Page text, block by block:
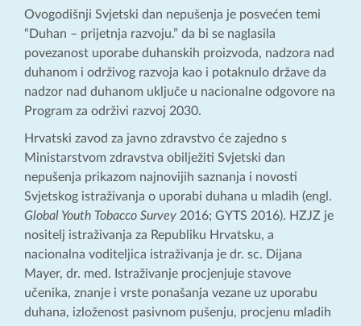
Ovogodišnji Svjetski dan nepušenja je posvećen temi
“Duhan – prijetnja razvoju.” da bi se naglasila
povezanost uporabe duhanskih proizvoda, nadzora nad
duhanom i održivog razvoja kao i potaknulo države da
nadzor nad duhanom uključe u nacionalne odgovore na
Program za održivi razvoj 2030.
Hrvatski zavod za javno zdravstvo će zajedno s
Ministarstvom zdravstva obilježiti Svjetski dan
nepušenja prikazom najnovijih saznanja i novosti
Svjetskog istraživanja o uporabi duhana u mladih (engl.
Global Youth Tobacco Survey 2016; GYTS 2016). HZJZ je
nositelj istraživanja za Republiku Hrvatsku, a
nacionalna voditeljica istraživanja je dr. sc. Dijana
Mayer, dr. med. Istraživanje procjenjuje stavove
učenika, znanje i vrste ponašanja vezane uz uporabu
duhana, izloženost pasivnom pušenju, procjenu mladih